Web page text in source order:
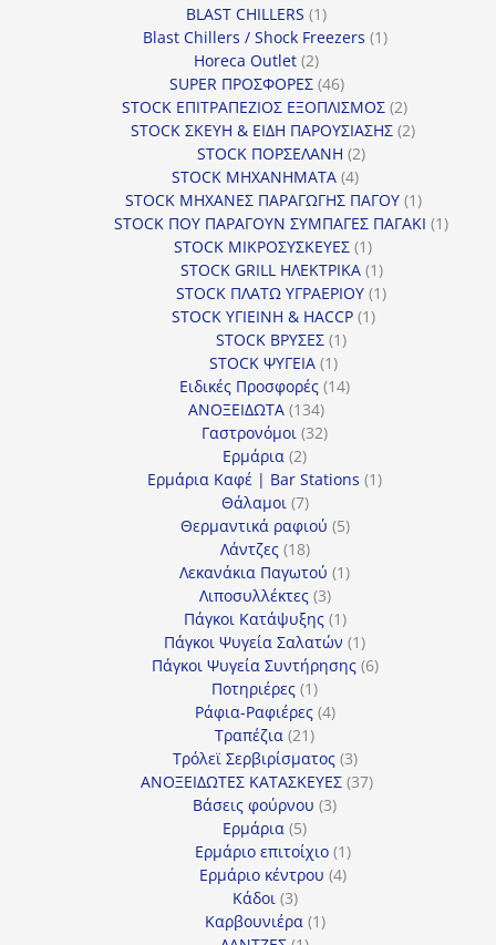
BLAST CHILLERS 11
προϊόν
Blast Chillers / Shock Freezers 11
Horeca Outlet 22
προϊόντα
SUPER ΠΡΟΣΦΟΡΕΣ 4646
προϊόντα
STOCK ΕΠΙΤΡΑΠΕΖΙΟΣ ΕΞΟΠΛΙΣΜΟΣ 22
προϊόντα
STOCK ΣΚΕΥΗ & ΕΙΔΗ ΠΑΡΟΥΣΙΑΣΗΣ 22
STOCK ΠΟΡΣΕΛΑΝΗ 22
STOCK ΜΗΧΑΝΗΜΑΤΑ 44
προϊόντα
STOCK ΜΗΧΑΝΕΣ ΠΑΡΑΓΩΓΗΣ ΠΑΓΟΥ 11
προϊόν
STOCK ΠΟΥ ΠΑΡΑΓΟΥΝ ΣΥΜΠΑΓΕΣ ΠΑΓΑΚΙ 11
STOCK ΜΙΚΡΟΣΥΣΚΕΥΕΣ 11
προϊόν
STOCK GRILL ΗΛΕΚΤΡΙΚΑ 11
προϊόν
STOCK ΠΛΑΤΩ ΥΓΡΑΕΡΙΟΥ 11
STOCK ΥΓΙΕΙΝΗ & HACCP 11
STOCK ΒΡΥΣΕΣ 11
STOCK ΨΥΓΕΙΑ 11
προϊόν
Ειδικές Προσφορές 1414
ΑΝΟΞΕΙΔΩΤΑ 134134
προϊόντα
Γαστρονόμοι 3232
Ερμάρια 22
προϊόντα
Ερμάρια Καφέ | Bar Stations 11
Θάλαμοι 77
προϊόντα
Θερμαντικά ραφιού 55
Λάντζες 1818
προϊόντα
Λεκανάκια Παγωτού 11
Λιποσυλλέκτες 33
προϊόντα
Πάγκοι Κατάψυξης 11
προϊόν
Πάγκοι Ψυγεία Σαλατών 11
προϊόν
Πάγκοι Ψυγεία Συντήρησης 66
Ποτηριέρες 11
προϊόν
Ράφια-Ραφιέρες 44
Τραπέζια 2121
προϊόντα
Τρόλεϊ Σερβιρίσματος 33
προϊόντα
ΑΝΟΞΕΙΔΩΤΕΣ ΚΑΤΑΣΚΕΥΕΣ 3737
Βάσεις φούρνου 33
Ερμάρια 55
προϊόντα
Ερμάριο επιτοίχιο 11
προϊόν
Ερμάριο κέντρου 44
Κάδοι 33
προϊόντα
Καρβουνιέρα 11